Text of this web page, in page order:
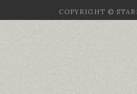
COPYRIGHT ©